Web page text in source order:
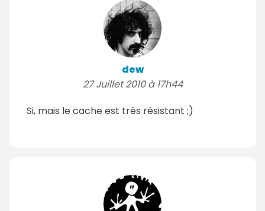
dew
27 Juillet 2010 à 17h44
Si, mais le cache est très résistant ;)